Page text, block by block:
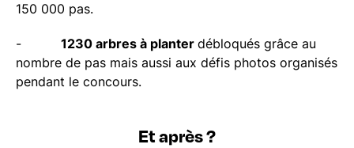
150 000 pas.
- 1230 arbres à planter débloqués grâce au
nombre de pas mais aussi aux défis photos organisés
pendant le concours.
Et après ?